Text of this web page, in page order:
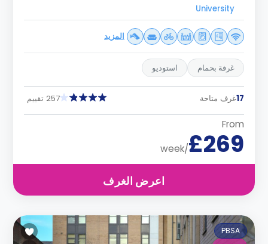
University
المزيد
غرفة بحمام استوديو
17غرف متاحة 257 تقييم
From
£269
/week
اعرض الغرف
PBSA